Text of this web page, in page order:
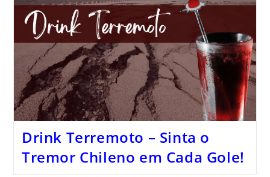
Drink Terremoto – Sinta o
Tremor Chileno em Cada Gole!